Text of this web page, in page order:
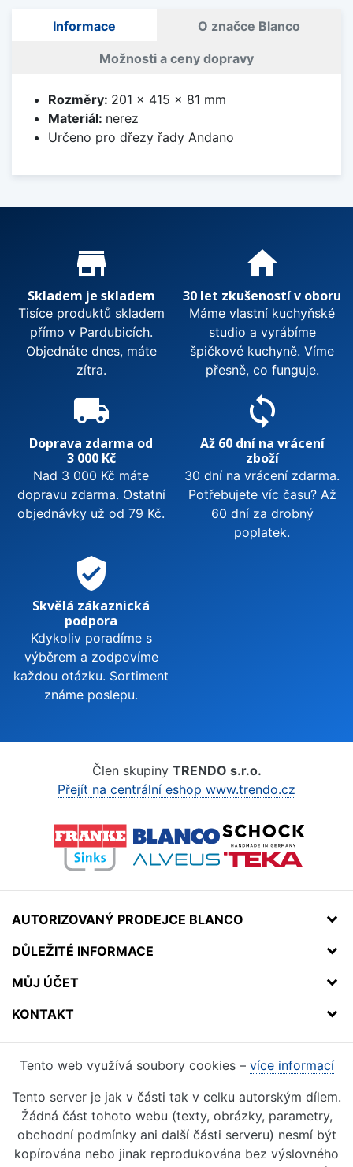
Informace O značce Blanco
Možnosti a ceny dopravy
Rozměry: 201 x 415 x 81 mm
Materiál: nerez
Určeno pro dřezy řady Andano
Proč nakupovat u nás?
store_mall_directory
Skladem je skladem
Tisíce produktů skladem
přímo v Pardubicích.
Objednáte dnes, máte
zítra.
home
30 let zkušeností v oboru
Máme vlastní kuchyňské
studio a vyrábíme
špičkové kuchyně. Víme
přesně, co funguje.
local_shipping
Doprava zdarma od
3 000 Kč
Nad 3 000 Kč máte
dopravu zdarma. Ostatní
objednávky už od 79 Kč.
sync
Až 60 dní na vrácení
zboží
30 dní na vrácení zdarma.
Potřebujete víc času? Až
60 dní za drobný
poplatek.
verified_user
Skvělá zákaznická
podpora
Kdykoliv poradíme s
výběrem a zodpovíme
každou otázku. Sortiment
známe poslepu.
Člen skupiny TRENDO s.r.o.
Přejít na centrální eshop www.trendo.cz
AUTORIZOVANÝ PRODEJCE BLANCO
DŮLEŽITÉ INFORMACE
MŮJ ÚČET
KONTAKT
Tento web využívá soubory cookies – více informací
Tento server je jak v části tak v celku autorským dílem.
Žádná část tohoto webu (texty, obrázky, parametry,
obchodní podmínky ani další části serveru) nesmí být
kopírována nebo jinak reprodukována bez výslovného